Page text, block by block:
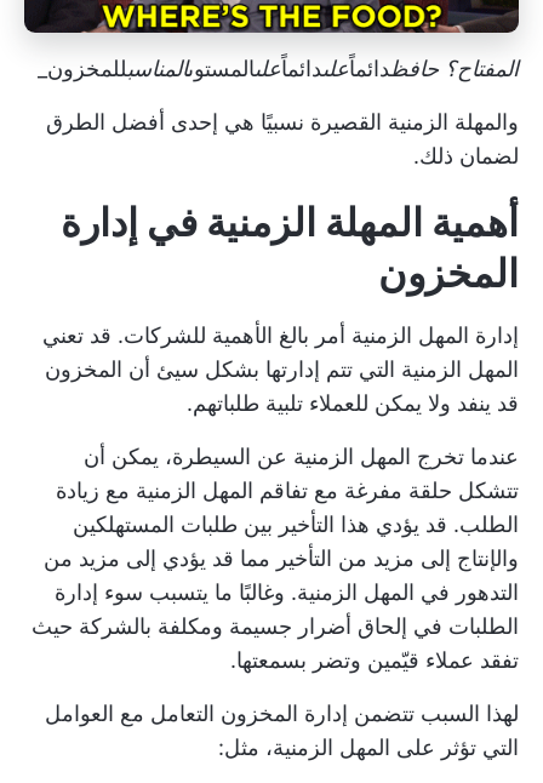
المفتاح؟ حافظدائماًعلىدائماًعلىالمستوىالمناسبللمخزون_
والمهلة الزمنية القصيرة نسبيًا هي إحدى أفضل الطرق
لضمان ذلك.
أهمية المهلة الزمنية في إدارة
المخزون
إدارة المهل الزمنية أمر بالغ الأهمية للشركات. قد تعني
المهل الزمنية التي تتم إدارتها بشكل سيئ أن المخزون
قد ينفد ولا يمكن للعملاء تلبية طلباتهم.
عندما تخرج المهل الزمنية عن السيطرة، يمكن أن
تتشكل حلقة مفرغة مع تفاقم المهل الزمنية مع زيادة
الطلب. قد يؤدي هذا التأخير بين طلبات المستهلكين
والإنتاج إلى مزيد من التأخير مما قد يؤدي إلى مزيد من
التدهور في المهل الزمنية. وغالبًا ما يتسبب سوء إدارة
الطلبات في إلحاق أضرار جسيمة ومكلفة بالشركة حيث
تفقد عملاء قيّمين وتضر بسمعتها.
لهذا السبب تتضمن إدارة المخزون التعامل مع العوامل
التي تؤثر على المهل الزمنية، مثل: